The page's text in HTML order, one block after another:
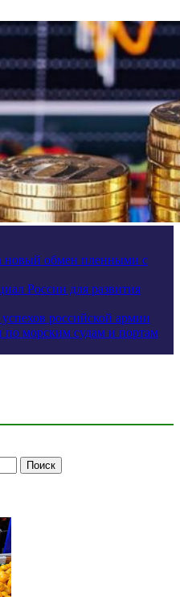
новый обмен пленными с
России для развития
российской армии
морским судам и портам